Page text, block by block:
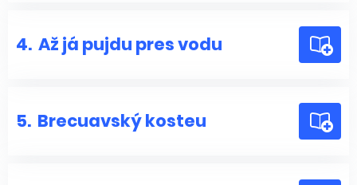
4. Až já pujdu pres vodu
5. Brecuavský kosteu